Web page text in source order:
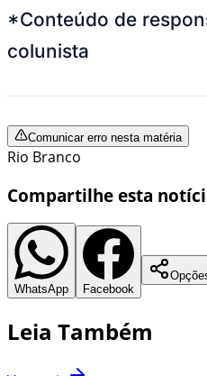
*Conteúdo de
colunista
Comunicar erro nesta matéria
Rio Branco
Compartilhe esta
WhatsApp Facebook
Leia Também